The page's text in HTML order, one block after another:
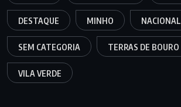
DESTAQUE MINHO NACIONAL
SEM CATEGORIA TERRAS DE BOURO
VILA VERDE